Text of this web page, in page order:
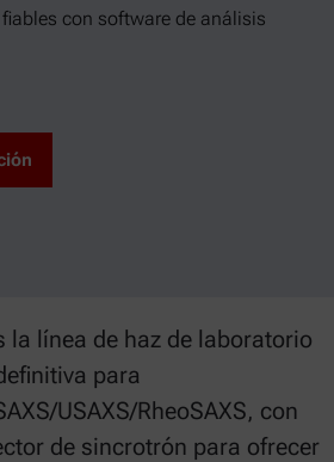
con software de análisis
la línea de haz de laboratorio
para
USAXS/RheoSAXS, con
de sincrotrón para ofrecer